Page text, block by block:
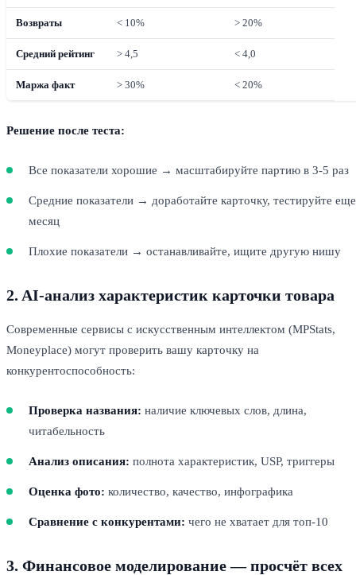
Возвраты < 10% > 20%
Средний рейтинг > 4,5 < 4,0
Маржа факт > 30% < 20%
Решение после теста:
Все показатели хорошие → масштабируйте партию в 3-5 раз
Средние показатели → доработайте карточку, тестируйте еще
месяц
Плохие показатели → останавливайте, ищите другую нишу
2. AI-анализ характеристик карточки товара
Современные сервисы с искусственным интеллектом (MPStats,
Moneyplace) могут проверить вашу карточку на
конкурентоспособность:
Проверка названия: наличие ключевых слов, длина,
читабельность
Анализ описания: полнота характеристик, USP, триггеры
Оценка фото: количество, качество, инфографика
Сравнение с конкурентами: чего не хватает для топ-10
3. Финансовое моделирование — просчёт всех